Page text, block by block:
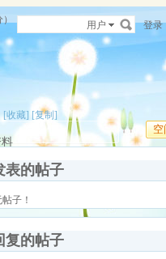
用户 登录
[收藏] [复制]
空
表的帖子
子！
复的帖子